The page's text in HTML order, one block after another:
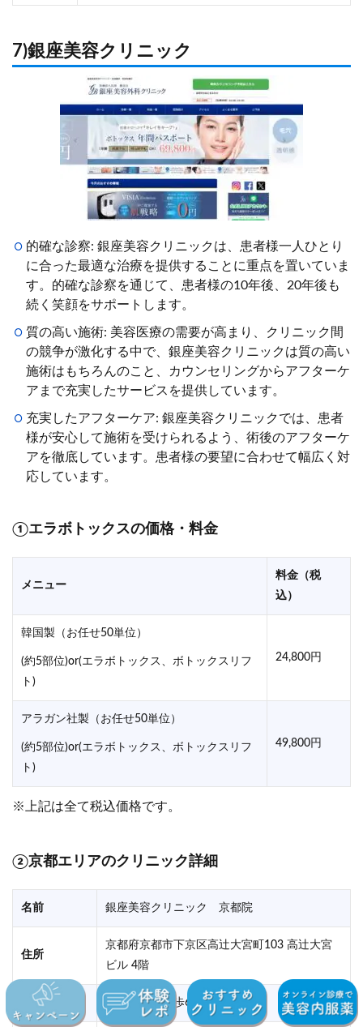
7)銀座美容クリニック
的確な診察: 銀座美容クリニックは、患者様一人ひとり
に合った最適な治療を提供することに重点を置いていま
す。的確な診察を通じて、患者様の10年後、20年後も
続く笑顔をサポートします。
質の高い施術: 美容医療の需要が高まり、クリニック間
の競争が激化する中で、銀座美容クリニックは質の高い
施術はもちろんのこと、カウンセリングからアフターケ
アまで充実したサービスを提供しています。
充実したアフターケア: 銀座美容クリニックでは、患者
様が安心して施術を受けられるよう、術後のアフターケ
アを徹底しています。患者様の要望に合わせて幅広く対
応しています。
①エラボトックスの価格・料金
メニュー
料金（税
込）
韓国製（お任せ50単位）
(約5部位)or(エラボトックス、ボトックスリフ
ト)
24,800円
アラガン社製（お任せ50単位）
(約5部位)or(エラボトックス、ボトックスリフ
ト)
49,800円
※上記は全て税込価格です。
②京都エリアのクリニック詳細
名前 銀座美容クリニック 京都院
住所
京都府京都市下京区高辻大宮町103 高辻大宮
ビル 4階
アクセス 大宮駅より徒歩6分